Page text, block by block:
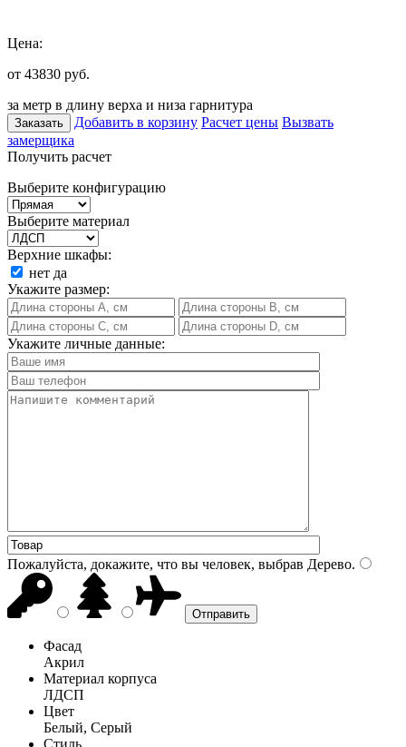
Цена:
от 43830 руб.
за метр в длину верха и низа гарнитура
Заказать Добавить в корзину Расчет цены Вызвать
замерщика
Получить расчет
Выберите конфигурацию
Выберите материал
Верхние шкафы:
нет да
Укажите размер:
Укажите личные данные:
Пожалуйста, докажите, что вы человек, выбрав Дерево.
Фасад
Акрил
Материал корпуса
ЛДСП
Цвет
Белый, Серый
Стиль